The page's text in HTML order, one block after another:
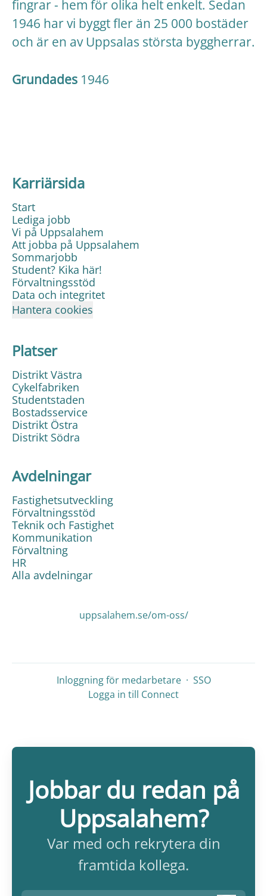
fingrar - hem för olika helt enkelt. Sedan
1946 har vi byggt fler än 25 000 bostäder
och är en av Uppsalas största byggherrar.
Grundades 1946
Karriärsida
Start
Lediga jobb
Vi på Uppsalahem
Att jobba på Uppsalahem
Sommarjobb
Student? Kika här!
Förvaltningsstöd
Data och integritet
Hantera cookies
Platser
Distrikt Västra
Cykelfabriken
Studentstaden
Bostadsservice
Distrikt Östra
Distrikt Södra
Avdelningar
Fastighetsutveckling
Förvaltningsstöd
Teknik och Fastighet
Kommunikation
Förvaltning
HR
Alla avdelningar
uppsalahem.se/om-oss/
Inloggning för medarbetare · SSO
Logga in till Connect
Jobbar du redan på
Uppsalahem?
Var med och rekrytera din
framtida kollega.